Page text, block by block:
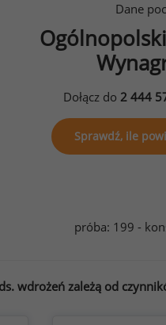
Dane
Dołącz do 2 444
Sprawdź, ile
próba: 199 -
wdrożeń zależą od